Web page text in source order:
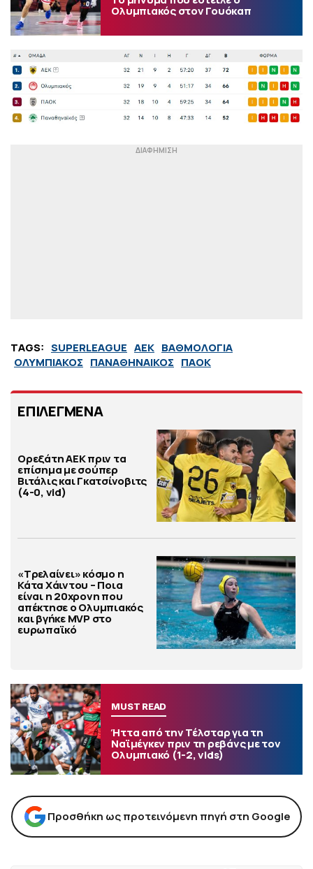
Ολυμπιακός στον Γουόκαπ
TAGS: SUPERLEAGUE ΑΕΚ ΒΑΘΜΟΛΟΓΙΑ
ΟΛΥΜΠΙΑΚΟΣ ΠΑΝΑΘΗΝΑΙΚΟΣ ΠΑΟΚ
ΕΠΙΛΕΓΜΕΝΑ
Ορεξάτη ΑΕΚ πριν τα
επίσημα με σούπερ
Βιτάλις και Γκατσίνοβιτς
(4-0, vid)
«Τρελαίνει» κόσμο η
Κάτα Χάιντου – Ποια
είναι η 20χρονη που
απέκτησε ο Ολυμπιακός
και βγήκε MVP στο
ευρωπαϊκό
MUST READ
Ήττα από την Τέλσταρ για τη
Ναϊμέγκεν πριν τη ρεβάνς με τον
Ολυμπιακό (1-2, vids)
Προσθήκη ως προτεινόμενη πηγή στη Google